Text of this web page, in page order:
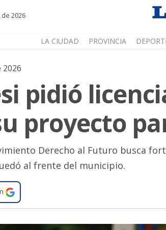
2026
LA CIUDAD PROVINCIA
2026
pidió
proyecto
Derecho al Futuro busca
al frente del municipio.